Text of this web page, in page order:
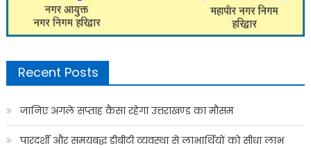
Recent Posts
जानिए अगले सप्ताह कैसा रहेगा उत्तराखण्ड का मौसम
पारदर्शी और समयबद्ध डीबीटी व्यवस्था से लाभार्थियों को सीधा लाभ